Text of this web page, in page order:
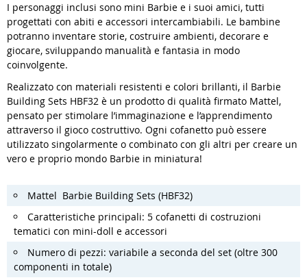
I personaggi inclusi sono mini Barbie e i suoi amici, tutti
progettati con abiti e accessori intercambiabili. Le bambine
potranno inventare storie, costruire ambienti, decorare e
giocare, sviluppando manualità e fantasia in modo
coinvolgente.
Realizzato con materiali resistenti e colori brillanti, il Barbie
Building Sets HBF32 è un prodotto di qualità firmato Mattel,
pensato per stimolare l’immaginazione e l’apprendimento
attraverso il gioco costruttivo. Ogni cofanetto può essere
utilizzato singolarmente o combinato con gli altri per creare un
vero e proprio mondo Barbie in miniatura!
Mattel Barbie Building Sets (HBF32)
Caratteristiche principali: 5 cofanetti di costruzioni
tematici con mini-doll e accessori
Numero di pezzi: variabile a seconda del set (oltre 300
componenti in totale)